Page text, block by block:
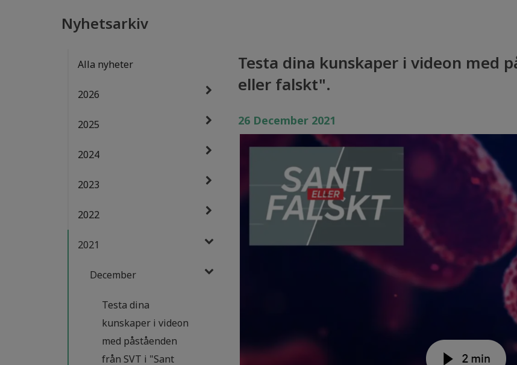
Nyhetsarkiv
Alla nyheter
2026
2025
2024
2023
2022
2021
December
Testa dina
kunskaper i videon
med påståenden
från SVT i "Sant
Testa dina kunskaper i videon med
eller falskt".
26 December 2021